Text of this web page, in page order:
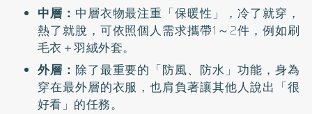
中層： 中層衣物最注重「保暖性」，冷了就穿，
熱了就脫，可依照個人需求攜帶1～2件，例如刷
毛衣＋羽絨外套。
外層： 除了最重要的「防風、防水」功能，身為
穿在最外層的衣服，也肩負著讓其他人說出「很
好看」的任務。